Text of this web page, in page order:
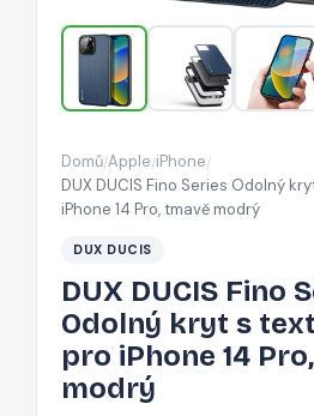
s
zády
pro
14
Domů/Apple/iPhone/
DUX DUCIS Fino Series Odolný
iPhone 14 Pro, tmavě modrý
DUX DUCIS
DUX DUCIS Fino
Odolný kryt s
pro iPhone 14
modrý